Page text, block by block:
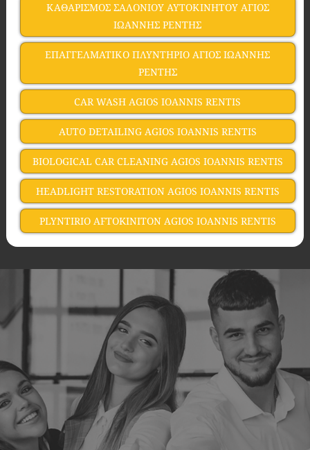
ΚΑΘΑΡΙΣΜΟΣ ΣΑΛΟΝΙΟΥ ΑΥΤΟΚΙΝΗΤΟΥ ΑΓΙΟΣ
ΙΩΑΝΝΗΣ ΡΕΝΤΗΣ
ΕΠΑΓΓΕΛΜΑΤΙΚΟ ΠΛΥΝΤΗΡΙΟ ΑΓΙΟΣ ΙΩΑΝΝΗΣ
ΡΕΝΤΗΣ
CAR WASH AGIOS IOANNIS RENTIS
AUTO DETAILING AGIOS IOANNIS RENTIS
BIOLOGICAL CAR CLEANING AGIOS IOANNIS RENTIS
HEADLIGHT RESTORATION AGIOS IOANNIS RENTIS
PLYNTIRIO AFTOKINITON AGIOS IOANNIS RENTIS